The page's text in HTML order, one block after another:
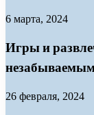
6 марта, 2024
Игры и
26 февраля, 2024